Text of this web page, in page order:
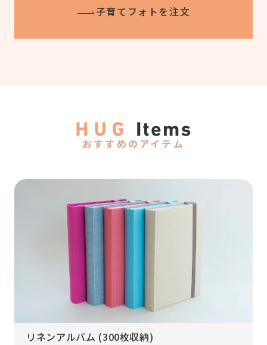
子育てフォトを注文
おすすめのアイテム
リネンアルバム (300枚収納)